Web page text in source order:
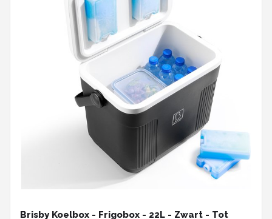
Brisby Koelbox - Frigobox - 22L - Zwart - Tot